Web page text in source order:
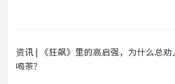
资讯 | 《狂飙》里的高启强，为什么总劝
喝茶？